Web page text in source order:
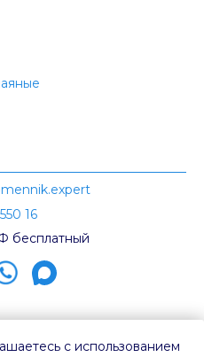
с использованием
бесплатный
16